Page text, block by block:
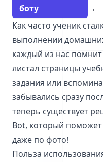
боту
→
Как часто ученик
выполнении
каждый из нас
листал страницы
задания или
забывались сразу
теперь существует
Bot, который
даже по фото!
Польза